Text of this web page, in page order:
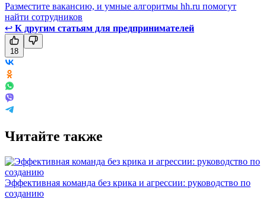
Разместите вакансию, и умные алгоритмы hh.ru помогут
найти сотрудников
↩ К другим статьям для предпринимателей
18
Читайте также
Эффективная команда без крика и агрессии: руководство по
созданию